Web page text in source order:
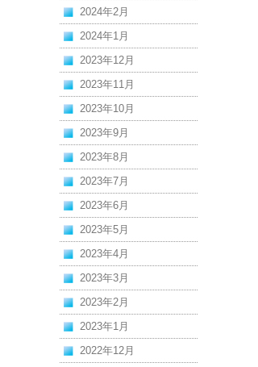
2024年2月
2024年1月
2023年12月
2023年11月
2023年10月
2023年9月
2023年8月
2023年7月
2023年6月
2023年5月
2023年4月
2023年3月
2023年2月
2023年1月
2022年12月